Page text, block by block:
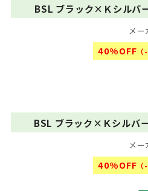
BSL ブラック×Ｋシルバ
メー
40%OFF
BSL ブラック×Ｋシルバ
メー
40%OFF